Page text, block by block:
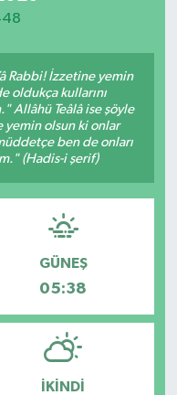
Rabbi! İzzetine yemin
oldukça kullarını
Allâhü Teâlâ ise şöyle
olsun ki onlar
ben de onları
(Hadis-i şerif)
GÜNEŞ
05:38
İKINDI